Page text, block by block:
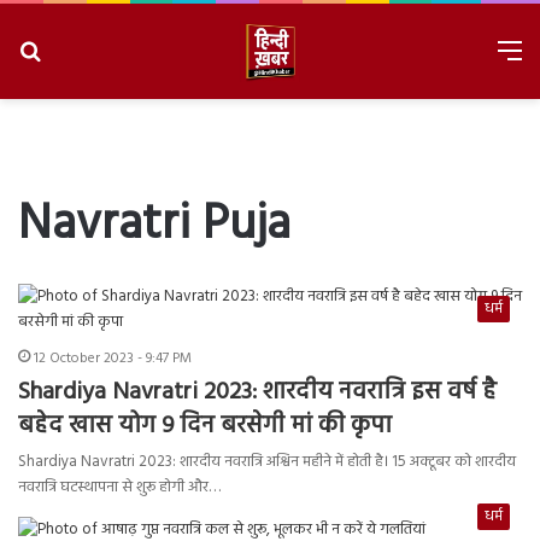
Navratri Puja
धर्म
12 October 2023 - 9:47 PM
Shardiya Navratri 2023: शारदीय नवरात्रि इस वर्ष है
बहेद खास योग 9 दिन बरसेगी मां की कृपा
Shardiya Navratri 2023: शारदीय नवरात्रि अश्विन महीने में होती है। 15 अक्टूबर को शारदीय
नवरात्रि घटस्थापना से शुरू होगी और…
धर्म